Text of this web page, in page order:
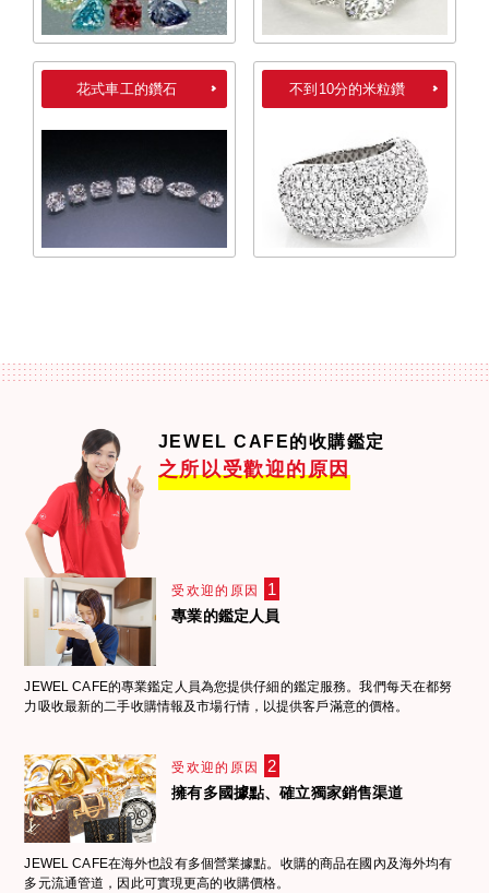
花式車工的鑽石 不到10分的米粒鑽
JEWEL CAFE的收購鑑定
之所以受歡迎的原因
受欢迎的原因 1
專業的鑑定人員
JEWEL CAFE的專業鑑定人員為您提供仔細的鑑定服務。我們每天在都努
力吸收最新的二手收購情報及市場行情，以提供客戶滿意的價格。
受欢迎的原因 2
擁有多國據點、確立獨家銷售渠道
JEWEL CAFE在海外也設有多個營業據點。收購的商品在國內及海外均有
多元流通管道，因此可實現更高的收購價格。